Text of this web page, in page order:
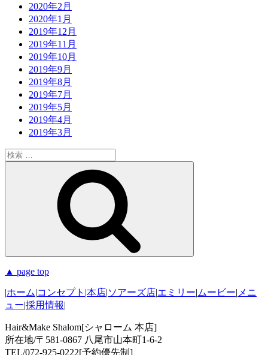
2020年2月
2020年1月
2019年12月
2019年11月
2019年10月
2019年9月
2019年8月
2019年7月
2019年5月
2019年4月
2019年3月
検
索:
▲ page top
|ホーム|コンセプト |本店|ソアーズ店|エミリー| ムービー| メニ
ュー|採用情報|
Hair&Make Shalom[シャローム 本店]
所在地/〒581-0867 八尾市山本町1-6-2
TEL/072-925-0222[予約優先制]